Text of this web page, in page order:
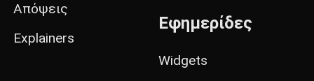
Απόψεις
Explainers
Εφημερίδες
Widgets